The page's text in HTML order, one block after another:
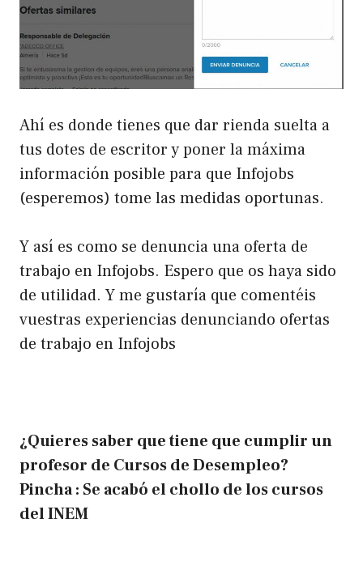
Ahí es donde tienes que dar rienda suelta a
tus dotes de escritor y poner la máxima
información posible para que Infojobs
(esperemos) tome las medidas oportunas.
Y así es como se denuncia una oferta de
trabajo en Infojobs. Espero que os haya sido
de utilidad. Y me gustaría que comentéis
vuestras experiencias denunciando ofertas
de trabajo en Infojobs
¿Quieres saber que tiene que cumplir un
profesor de Cursos de Desempleo?
Pincha : Se acabó el chollo de los cursos
del INEM